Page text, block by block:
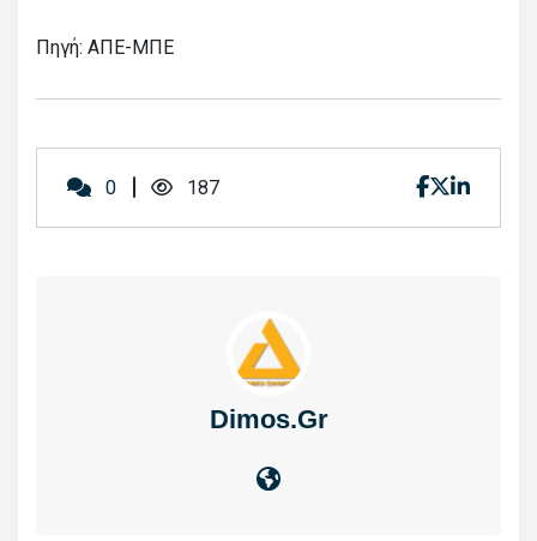
Πηγή: ΑΠΕ-ΜΠΕ
0 187
Dimos.gr